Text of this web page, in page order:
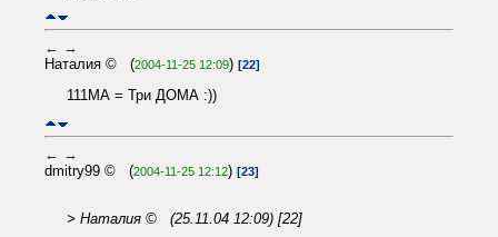
← →
Наталия © (2004-11-25 12:09) [22]
111МА = Три ДОМА :))
← →
dmitry99 © (2004-11-25 12:12) [23]
> Наталия © (25.11.04 12:09) [22]